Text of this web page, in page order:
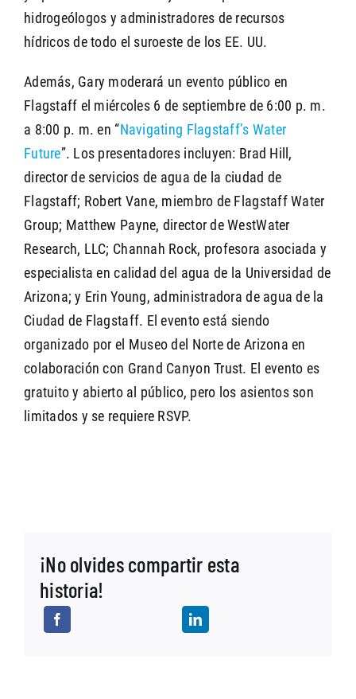
hidrogeólogos y administradores de recursos
hídricos de todo el suroeste de los EE. UU.
Además, Gary moderará un evento público en
Flagstaff el miércoles 6 de septiembre de 6:00 p. m.
a 8:00 p. m. en “Navigating Flagstaff’s Water
Future”. Los presentadores incluyen: Brad Hill,
director de servicios de agua de la ciudad de
Flagstaff; Robert Vane, miembro de Flagstaff Water
Group; Matthew Payne, director de WestWater
Research, LLC; Channah Rock, profesora asociada y
especialista en calidad del agua de la Universidad de
Arizona; y Erin Young, administradora de agua de la
Ciudad de Flagstaff. El evento está siendo
organizado por el Museo del Norte de Arizona en
colaboración con Grand Canyon Trust. El evento es
gratuito y abierto al público, pero los asientos son
limitados y se requiere RSVP.
¡No olvides compartir esta
historia!